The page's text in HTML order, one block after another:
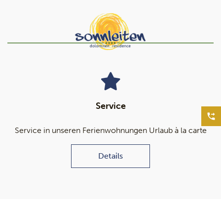
Service
Service in unseren Ferienwohnungen Urlaub à la carte
Details